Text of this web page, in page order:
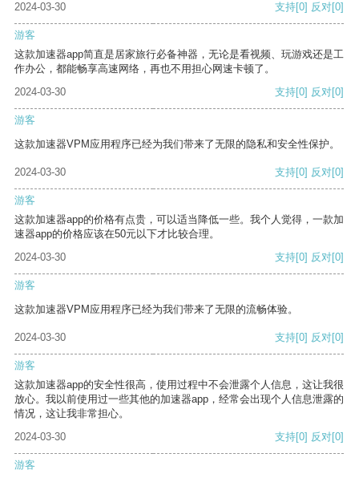
2024-03-30
支持[0] 反对[0]
游客
这款加速器app简直是居家旅行必备神器，无论是看视频、玩游戏还是工
作办公，都能畅享高速网络，再也不用担心网速卡顿了。
2024-03-30
支持[0] 反对[0]
游客
这款加速器VPM应用程序已经为我们带来了无限的隐私和安全性保护。
2024-03-30 支持[0] 反对[0]
游客
这款加速器app的价格有点贵，可以适当降低一些。我个人觉得，一款加
速器app的价格应该在50元以下才比较合理。
2024-03-30
支持[0] 反对[0]
游客
这款加速器VPM应用程序已经为我们带来了无限的流畅体验。
2024-03-30 支持[0] 反对[0]
游客
这款加速器app的安全性很高，使用过程中不会泄露个人信息，这让我很
放心。我以前使用过一些其他的加速器app，经常会出现个人信息泄露的
情况，这让我非常担心。
2024-03-30
支持[0] 反对[0]
游客